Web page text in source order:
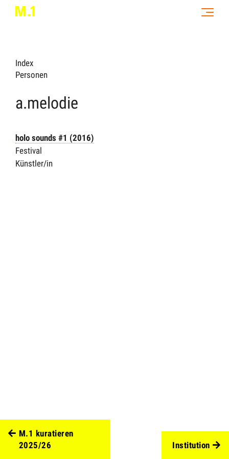
Index
Personen
a.melodie
holo sounds #1 (2016)
Festival
Künstler/in
M.1 kuratieren
2025/26
Institution